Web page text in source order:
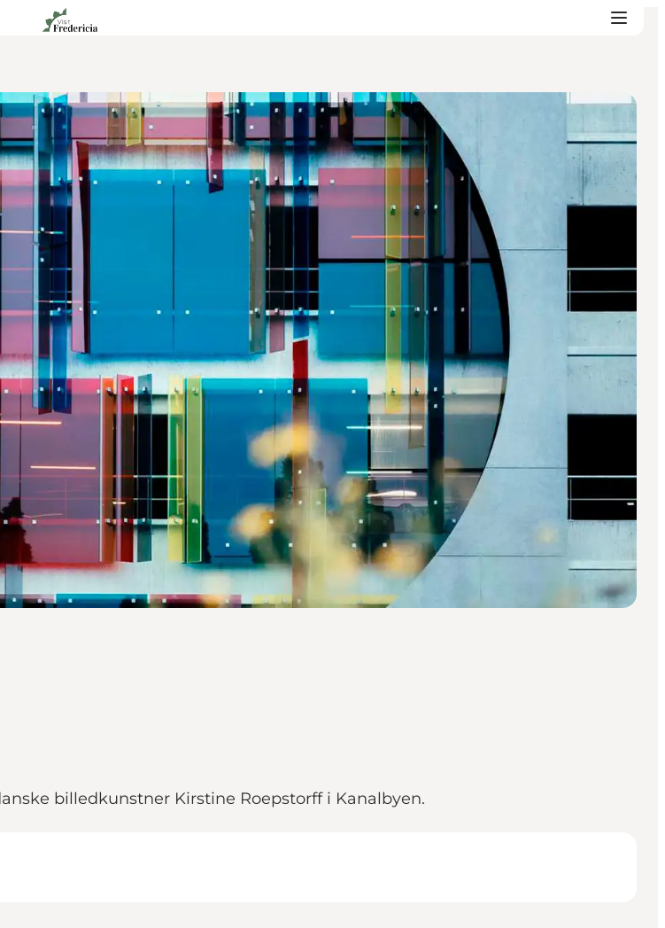
billedkunstner Kirstine Roepstorff i Kanalbyen.